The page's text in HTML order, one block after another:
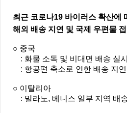
최근 코로나19 바이러스 확산에
해외 배송 지연 및 국제 우편물
○ 중국
: 화물 소독 및 비대면 배송 실
: 항공편 축소로 인한 배송 지
○ 이탈리아
: 밀라노, 베니스 일부 지역 배